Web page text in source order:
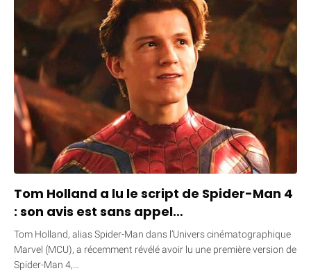
Tom Holland a lu le script de Spider-Man 4
: son avis est sans appel…
Tom Holland, alias Spider-Man dans l’Univers cinématographique
Marvel (MCU), a récemment révélé avoir lu une première version de
Spider-Man 4,…